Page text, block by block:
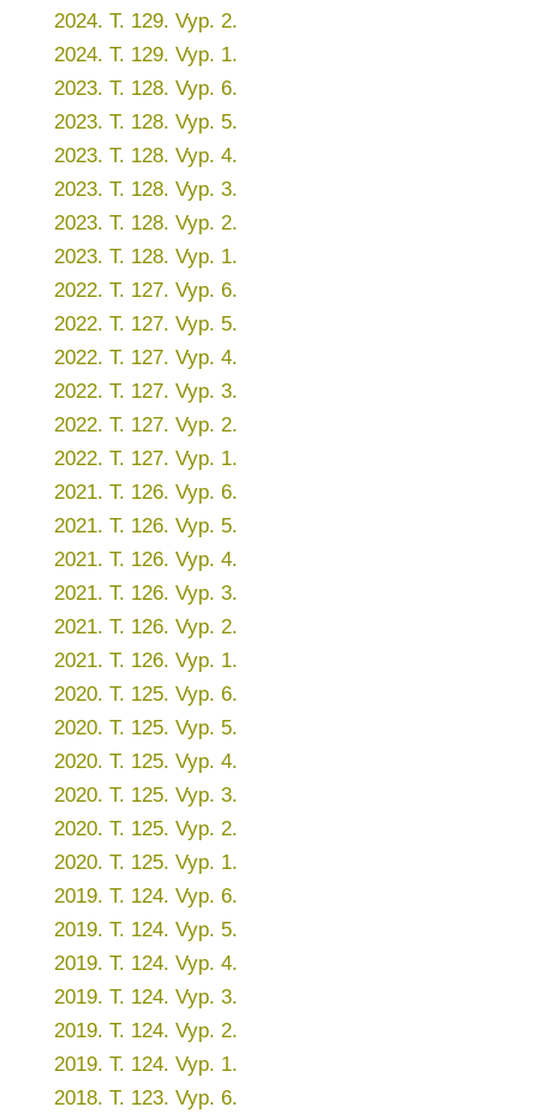
2024. T. 129. Vyp. 2.
2024. T. 129. Vyp. 1.
2023. T. 128. Vyp. 6.
2023. T. 128. Vyp. 5.
2023. T. 128. Vyp. 4.
2023. T. 128. Vyp. 3.
2023. T. 128. Vyp. 2.
2023. T. 128. Vyp. 1.
2022. T. 127. Vyp. 6.
2022. T. 127. Vyp. 5.
2022. T. 127. Vyp. 4.
2022. T. 127. Vyp. 3.
2022. T. 127. Vyp. 2.
2022. T. 127. Vyp. 1.
2021. T. 126. Vyp. 6.
2021. T. 126. Vyp. 5.
2021. T. 126. Vyp. 4.
2021. T. 126. Vyp. 3.
2021. T. 126. Vyp. 2.
2021. T. 126. Vyp. 1.
2020. T. 125. Vyp. 6.
2020. T. 125. Vyp. 5.
2020. T. 125. Vyp. 4.
2020. T. 125. Vyp. 3.
2020. T. 125. Vyp. 2.
2020. T. 125. Vyp. 1.
2019. T. 124. Vyp. 6.
2019. T. 124. Vyp. 5.
2019. T. 124. Vyp. 4.
2019. T. 124. Vyp. 3.
2019. T. 124. Vyp. 2.
2019. T. 124. Vyp. 1.
2018. T. 123. Vyp. 6.